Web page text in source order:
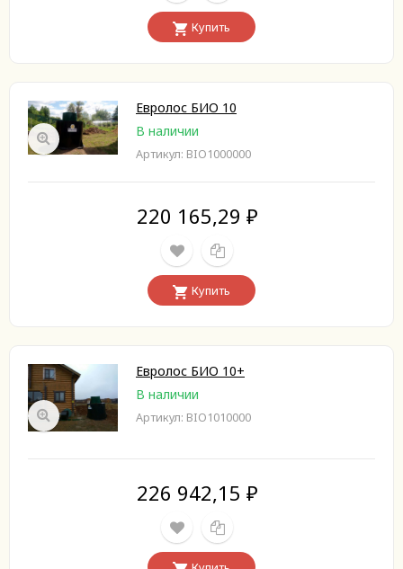
Купить
Евролос БИО 10
В наличии
Артикул: BIO1000000
220 165,29 ₽
Купить
Евролос БИО 10+
В наличии
Артикул: BIO1010000
226 942,15 ₽